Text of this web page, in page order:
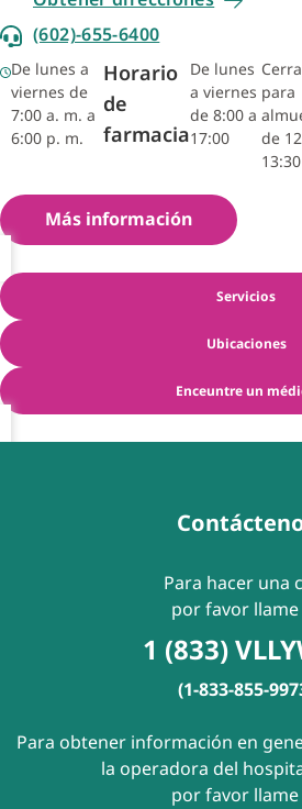
(602)-655-6400
De lunes a
viernes de
7:00 a. m. a
6:00 p. m.
Horario
de
farmacia
De lunes
a viernes
de 8:00 a
17:00
para
de
13:30
Más información
Servicios
Ubicaciones
Enceuntre un
Para hacer una
por favor llame
1 (833)
(1-833-855-
Para obtener información en
la operadora del
por favor llame